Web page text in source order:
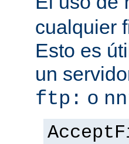
cualquier
Esto es
un
ftp: o